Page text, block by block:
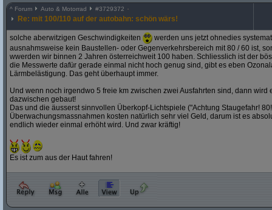
^ Forum Auto & Motorrad #3729372
Re: mit 100/110 auf der autobahn: schön wärs!
solche aberwitzigen Geschwindigkeiten
werden uns jetzt ohnedies
ausnahmsweise kein Baustellen- oder Gegenverkehrsbereich mit 80 / 60 ist,
wwerden wir binnen 2 Jahren österreichweit 100 haben. Schliesslich ist der
die Messwerte dafür gerade einmal nicht hoch genug sind, gibt es eben
Lärmbelästigung. Das geht überhaupt immer.
Und wenn noch irgendwo 5 freie km zwischen zwei Ausfahrten sind, dann
dazwischen gebaut!
Das und die äusserst sinnvollen Überkopf-Lichtspiele ("Achtung Staugefahr!
Überwachungsmassnahmen kosten natürlich sehr viel Geld, darum ist es
endlich wieder einmal erhöht wird. Und zwar kräftig!
Es ist zum aus der Haut fahren!